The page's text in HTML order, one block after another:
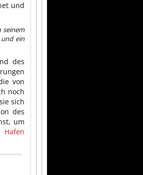
und
seinem
ein
des
von
noch
sich
des
um
Hafen